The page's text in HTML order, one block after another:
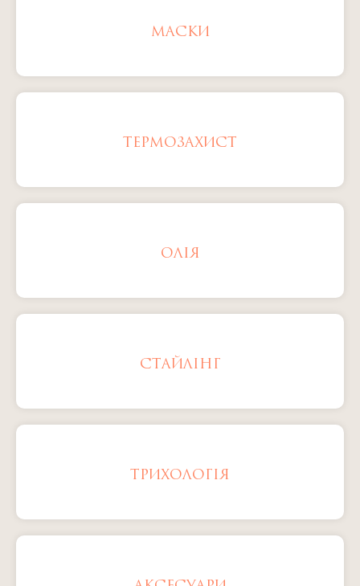
МАСКИ
ТЕРМОЗАХИСТ
ОЛІЯ
СТАЙЛІНГ
ТРИХОЛОГІЯ